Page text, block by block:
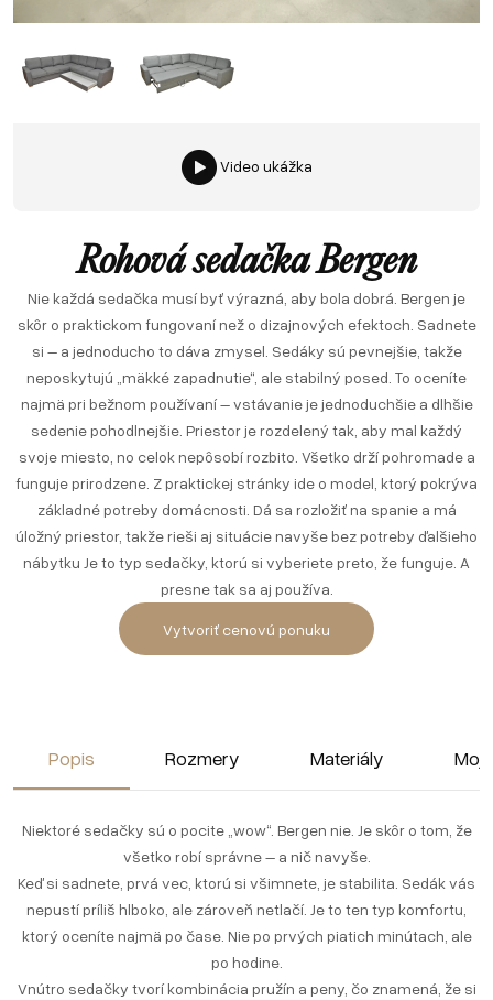
Video ukážka
Rohová sedačka Bergen
Nie každá sedačka musí byť výrazná, aby bola dobrá. Bergen je
skôr o praktickom fungovaní než o dizajnových efektoch. Sadnete
si – a jednoducho to dáva zmysel. Sedáky sú pevnejšie, takže
neposkytujú „mäkké zapadnutie“, ale stabilný posed. To oceníte
najmä pri bežnom používaní – vstávanie je jednoduchšie a dlhšie
sedenie pohodlnejšie. Priestor je rozdelený tak, aby mal každý
svoje miesto, no celok nepôsobí rozbito. Všetko drží pohromade a
funguje prirodzene. Z praktickej stránky ide o model, ktorý pokrýva
základné potreby domácnosti. Dá sa rozložiť na spanie a má
úložný priestor, takže rieši aj situácie navyše bez potreby ďalšieho
nábytku Je to typ sedačky, ktorú si vyberiete preto, že funguje. A
presne tak sa aj používa.
Vytvoriť cenovú ponuku
Popis Rozmery Materiály
Niektoré sedačky sú o pocite „wow“. Bergen nie. Je skôr o tom, že
všetko robí správne – a nič navyše.
Keď si sadnete, prvá vec, ktorú si všimnete, je stabilita. Sedák vás
nepustí príliš hlboko, ale zároveň netlačí. Je to ten typ komfortu,
ktorý oceníte najmä po čase. Nie po prvých piatich minútach, ale
po hodine.
Vnútro sedačky tvorí kombinácia pružín a peny, čo znamená, že si